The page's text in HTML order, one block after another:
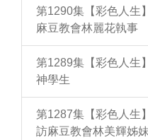
第1290集【彩色人生
麻豆教會林麗花執事
第1289集【彩色人生
神學生
第1287集【彩色人生
訪麻豆教會林美輝姊妹